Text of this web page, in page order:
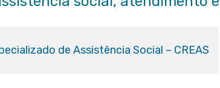
de Assistência Social – CREAS